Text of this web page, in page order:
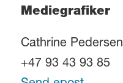
Mediegrafiker
Cathrine Pedersen
+47 93 43 93 85